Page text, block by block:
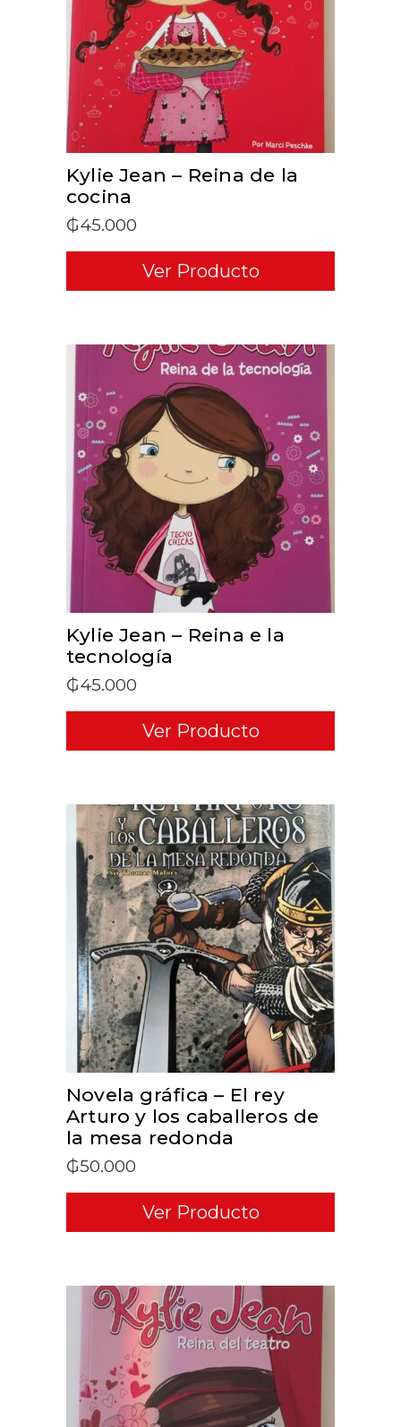
ADD TO CART
Kylie Jean – Reina de la
cocina
₲45.000
Ver Producto
ADD TO CART
Kylie Jean – Reina e la
tecnología
₲45.000
Ver Producto
ADD TO CART
Novela gráfica – El rey
Arturo y los caballeros de
la mesa redonda
₲50.000
Ver Producto
ADD TO CART